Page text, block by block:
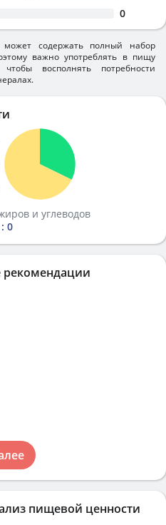
пищевой ценности
0
может содержать полный набор
важно употреблять в пищу
восполнять потребности
и углеводов
0
рекомендации